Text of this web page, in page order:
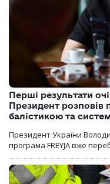
Перші результати
Президент розповів
балістикою та
Президент України
програма FREYJA вже